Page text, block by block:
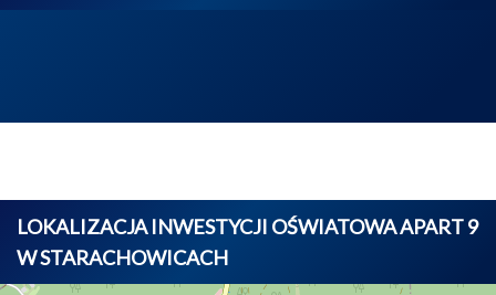
LOKALIZACJA INWESTYCJI OŚWIATOWA APART 9
W STARACHOWICACH